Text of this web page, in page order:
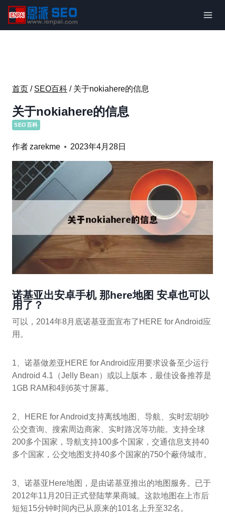
内
首页 / SEO百科 / 关于nokiahere的信息
关于nokiahere的信息
SEO百科
作者zarekme 2023年4月28日
诺基亚出安卓手机 那here地图 安卓也可以
用了？
可以，2014年8月底诺基亚面宣布了HERE for Android应
用。
1、诺基做差亚HERE for Android应用要求设备至少运行
Android 4.1（Jelly Bean）或以上版本，最佳设备推荐是
1GB RAM和4到6英寸屏幕。
2、HERE for Android支持离线地图、导航、实时宏胡吵
公交查询、搜索周边商家、实时路况等功能。支持全球
200多个国家，导航支持100多个国家，交通信息支持40
多个国家，公交地图支持40多个国家的750个蔽侍城市。
3、诺基亚Here地图，是由诺基亚推出的地图服务。已于
2012年11月20日正式登陆苹果商城。这款地图在上市后
短短15分钟时间内已从原来的101名上升至32名。